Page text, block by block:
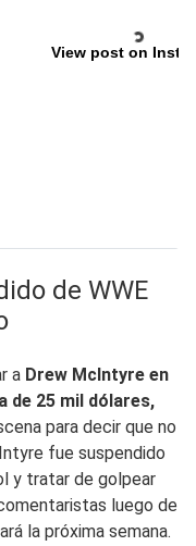
View post on
de WWE
a Drew McIntyre en
de 25 mil dólares,
para decir que no
fue suspendido
y tratar de golpear
luego de
la próxima semana.